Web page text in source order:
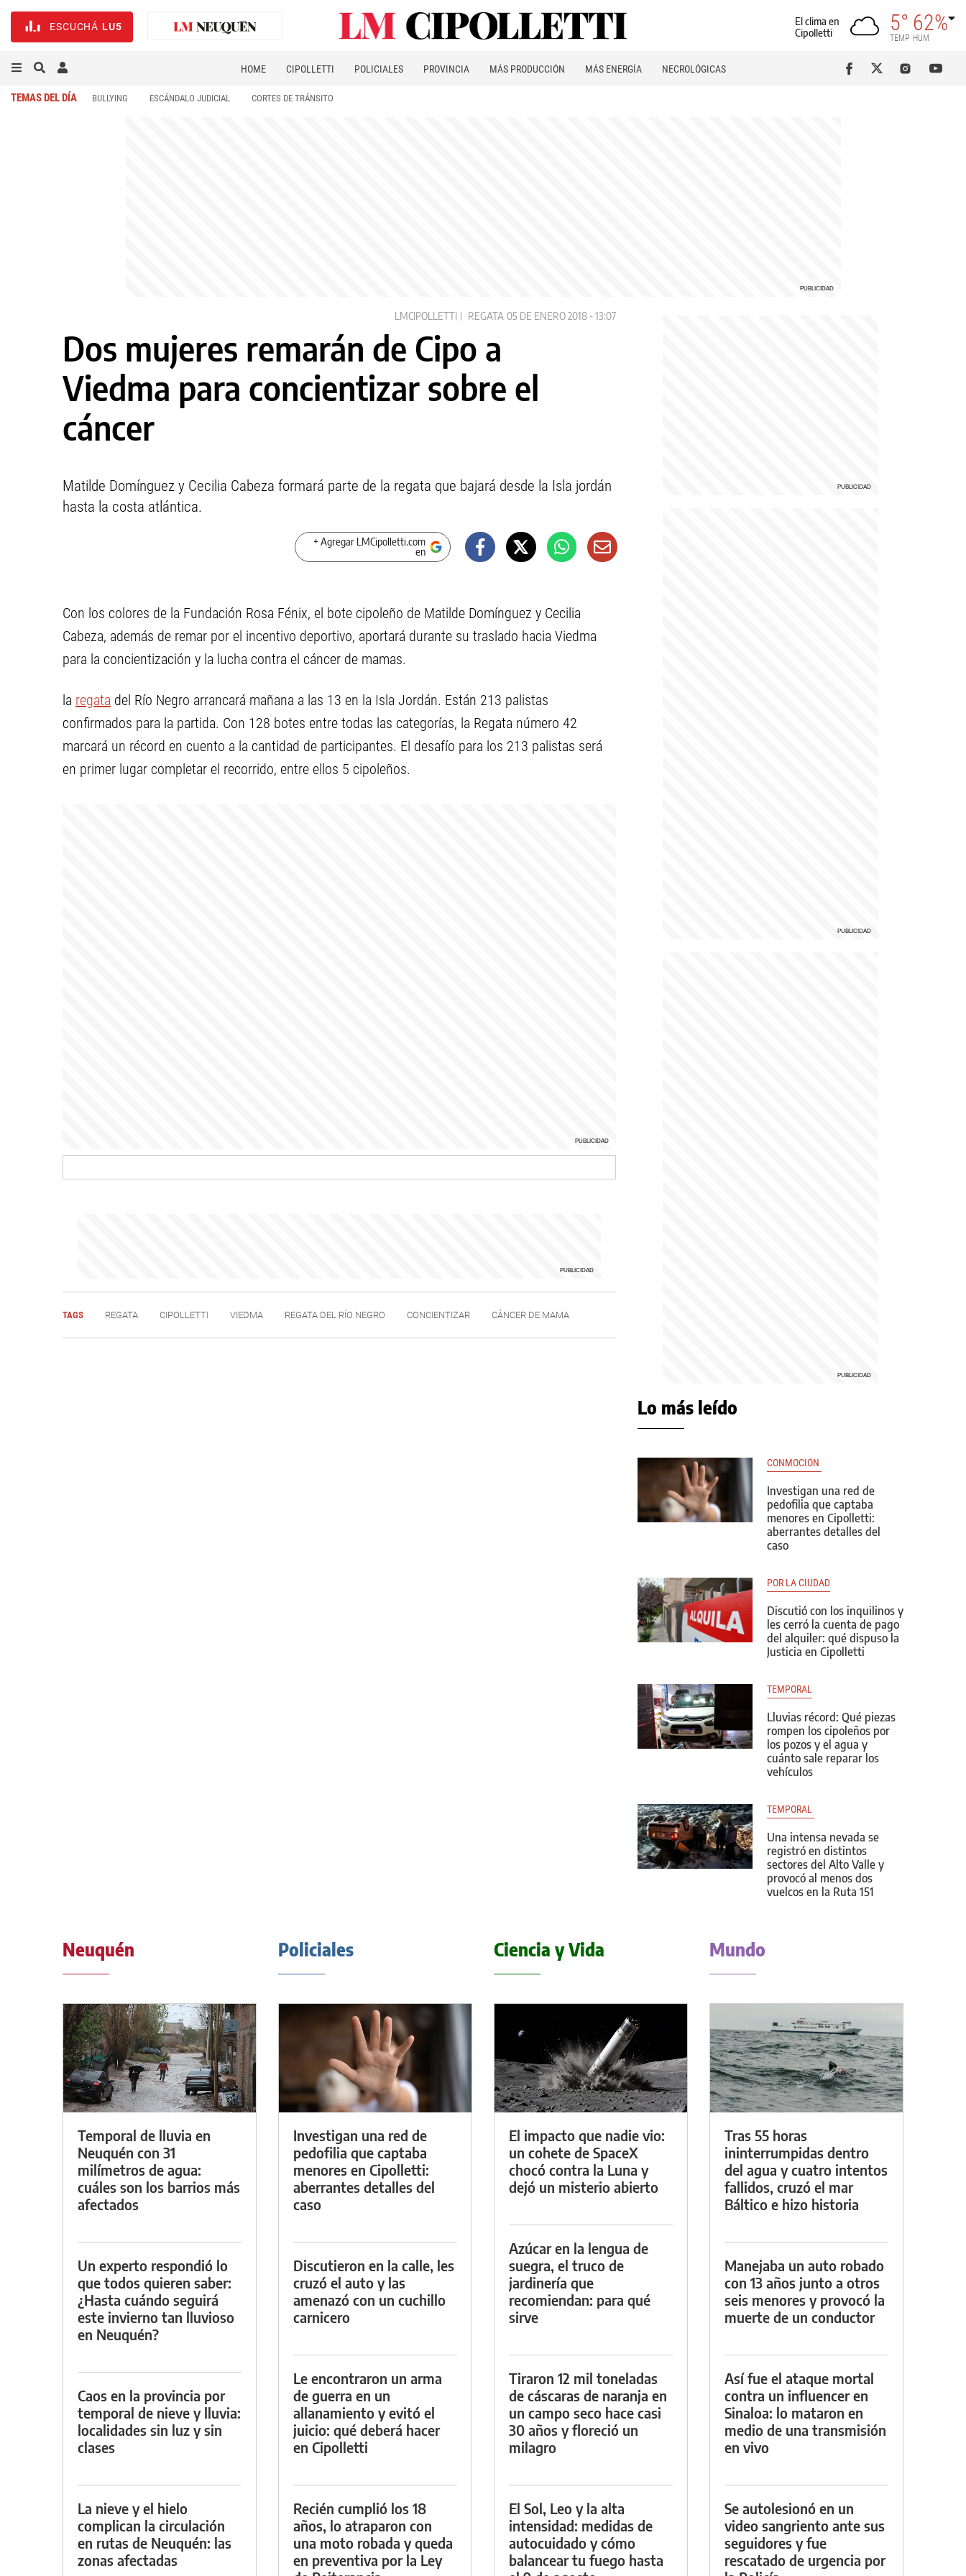
ESCUCHÁ LU5
El clima en
Cipolletti
5°
TEMP
62%
HUM
HOME CIPOLLETTI POLICIALES PROVINCIA MÁS PRODUCCIÓN MÁS ENERGÍA NECROLÓGICAS
TEMAS DEL DÍA BULLYING ESCÁNDALO JUDICIAL CORTES DE TRÁNSITO
LMCIPOLLETTI REGATA 05 DE ENERO 2018 - 13:07
Dos mujeres remarán de Cipo a
Viedma para concientizar sobre el
cáncer
Matilde Domínguez y Cecilia Cabeza formará parte de la regata que bajará desde la Isla jordán
hasta la costa atlántica.
+ Agregar LMCipolletti.com
en
Con los colores de la Fundación Rosa Fénix, el bote cipoleño de Matilde Domínguez y Cecilia
Cabeza, además de remar por el incentivo deportivo, aportará durante su traslado hacia Viedma
para la concientización y la lucha contra el cáncer de mamas.
la regata del Río Negro arrancará mañana a las 13 en la Isla Jordán. Están 213 palistas
confirmados para la partida. Con 128 botes entre todas las categorías, la Regata número 42
marcará un récord en cuento a la cantidad de participantes. El desafío para los 213 palistas será
en primer lugar completar el recorrido, entre ellos 5 cipoleños.
TAGS REGATA CIPOLLETTI VIEDMA REGATA DEL RÍO NEGRO CONCIENTIZAR CÁNCER DE MAMA
Lo más leído
CONMOCIÓN
Investigan una red de
pedofilia que captaba
menores en Cipolletti:
aberrantes detalles del
caso
POR LA CIUDAD
Discutió con los inquilinos y
les cerró la cuenta de pago
del alquiler: qué dispuso la
Justicia en Cipolletti
TEMPORAL
Lluvias récord: Qué piezas
rompen los cipoleños por
los pozos y el agua y
cuánto sale reparar los
vehículos
TEMPORAL
Una intensa nevada se
registró en distintos
sectores del Alto Valle y
provocó al menos dos
vuelcos en la Ruta 151
Neuquén
Temporal de lluvia en
Neuquén con 31
milímetros de agua:
cuáles son los barrios más
afectados
Un experto respondió lo
que todos quieren saber:
¿Hasta cuándo seguirá
este invierno tan lluvioso
en Neuquén?
Caos en la provincia por
temporal de nieve y lluvia:
localidades sin luz y sin
clases
La nieve y el hielo
complican la circulación
en rutas de Neuquén: las
zonas afectadas
Policiales
Investigan una red de
pedofilia que captaba
menores en Cipolletti:
aberrantes detalles del
caso
Discutieron en la calle, les
cruzó el auto y las
amenazó con un cuchillo
carnicero
Le encontraron un arma
de guerra en un
allanamiento y evitó el
juicio: qué deberá hacer
en Cipolletti
Recién cumplió los 18
años, lo atraparon con
una moto robada y queda
en preventiva por la Ley
Ciencia y Vida
El impacto que nadie vio:
un cohete de SpaceX
chocó contra la Luna y
dejó un misterio abierto
Azúcar en la lengua de
suegra, el truco de
jardinería que
recomiendan: para qué
sirve
Tiraron 12 mil toneladas
de cáscaras de naranja en
un campo seco hace casi
30 años y floreció un
milagro
El Sol, Leo y la alta
intensidad: medidas de
autocuidado y cómo
balancear tu fuego hasta
Mundo
Tras 55 horas
ininterrumpidas dentro
del agua y cuatro intentos
fallidos, cruzó el mar
Báltico e hizo historia
Manejaba un auto robado
con 13 años junto a otros
seis menores y provocó la
muerte de un conductor
Así fue el ataque mortal
contra un influencer en
Sinaloa: lo mataron en
medio de una transmisión
en vivo
Se autolesionó en un
video sangriento ante sus
seguidores y fue
rescatado de urgencia por